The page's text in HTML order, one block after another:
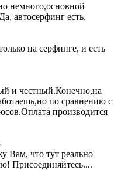
немного,основной
автосерфинг есть.
на серфинге, и есть
и честный.Конечно,на
по сравнению с
производится
Вам, что тут реально
Присоединяйтесь....